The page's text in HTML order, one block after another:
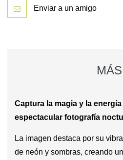
Enviar a un amigo
MÁS
Captura la magia y la
espectacular fotografía
La imagen destaca por su
de neón y sombras, creando